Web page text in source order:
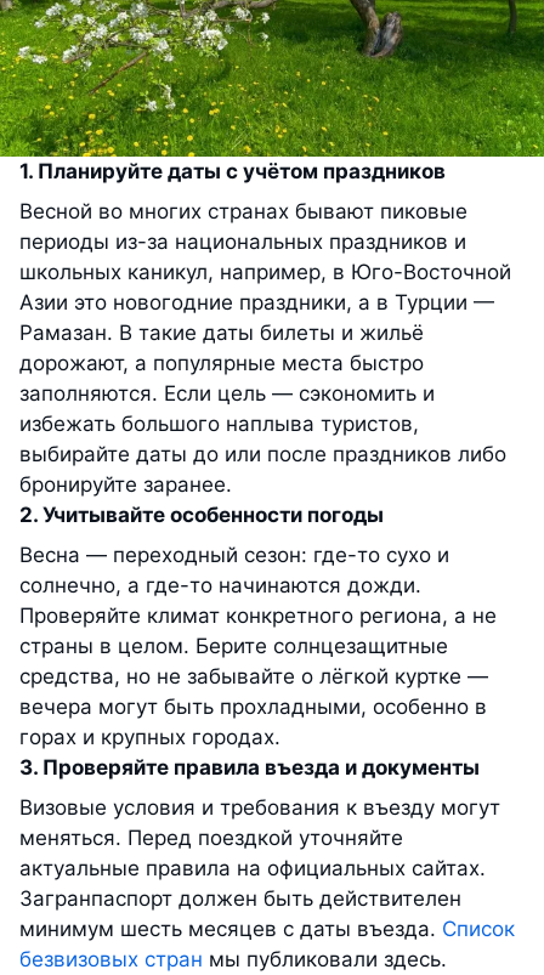
1. Планируйте даты с учётом праздников
Весной во многих странах бывают пиковые
периоды из-за национальных праздников и
школьных каникул, например, в Юго-Восточной
Азии это новогодние праздники, а в Турции —
Рамазан. В такие даты билеты и жильё
дорожают, а популярные места быстро
заполняются. Если цель — сэкономить и
избежать большого наплыва туристов,
выбирайте даты до или после праздников либо
бронируйте заранее.
2. Учитывайте особенности погоды
Весна — переходный сезон: где-то сухо и
солнечно, а где-то начинаются дожди.
Проверяйте климат конкретного региона, а не
страны в целом. Берите солнцезащитные
средства, но не забывайте о лёгкой куртке —
вечера могут быть прохладными, особенно в
горах и крупных городах.
3. Проверяйте правила въезда и документы
Визовые условия и требования к въезду могут
меняться. Перед поездкой уточняйте
актуальные правила на официальных сайтах.
Загранпаспорт должен быть действителен
минимум шесть месяцев с даты въезда. Список
безвизовых стран мы публиковали здесь.